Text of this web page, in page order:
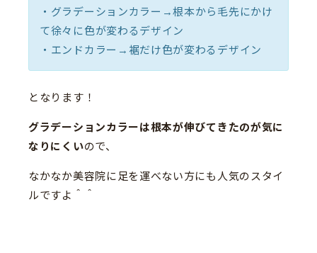
・グラデーションカラー→根本から毛先にかけ
て徐々に色が変わるデザイン
・エンドカラー→裾だけ色が変わるデザイン
となります！
グラデーションカラーは根本が伸びてきたのが気に
なりにくいので、
なかなか美容院に足を運べない方にも人気のスタイ
ルですよ＾＾